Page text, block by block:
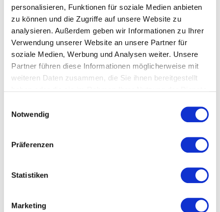
personalisieren, Funktionen für soziale Medien anbieten
zu können und die Zugriffe auf unsere Website zu
analysieren. Außerdem geben wir Informationen zu Ihrer
Verwendung unserer Website an unsere Partner für
soziale Medien, Werbung und Analysen weiter. Unsere
Partner führen diese Informationen möglicherweise mit
weiteren Daten zusammen, die Sie ihnen bereitgestellt
Cookies, wenn Sie unsere Webseite weiterhin nutzen.
Notwendig
Präferenzen
Statistiken
Marketing
Es gibt noch keine Rezensionen.
Nur angemeldete Kunden, die dieses
Produkt gekauft haben, dürfen eine
Rezension abgeben.
Ähnliche Produkte
50,00€
inkl. 19 % MwSt.